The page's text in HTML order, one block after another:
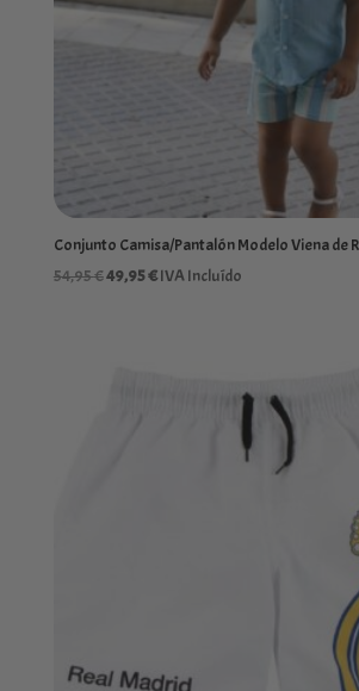
Conjunto Camisa/Pantalón Modelo Viena de
54,95€El
49,95€ElIVA Incluído